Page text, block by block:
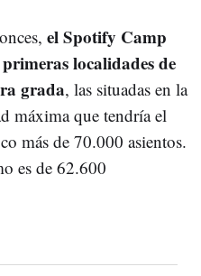
el Spotify Camp
localidades de
grada, las situadas en la
máxima que tendría el
más de 70.000 asientos.
es de 62.600